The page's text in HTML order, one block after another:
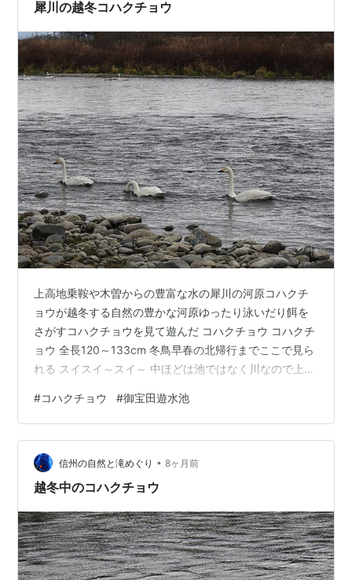
犀川の越冬コハクチョウ
上高地乗鞍や木曽からの豊富な水の犀川の河原コハクチ
ョウが越冬する自然の豊かな河原ゆったり泳いだり餌を
さがすコハクチョウを見て遊んだ コハクチョウ コハクチ
ョウ 全長120～133cm 冬鳥早春の北帰行までここで見ら
れる スイスイ～スイ～ 中ほどは池ではなく川なので上流
日 施設の仕事が終わったのが8時過ぎ独居老人のクリス
マスか・・ショートケーキでも買うかな🍰開いてる店を
二軒探して 残ってたのがモンブランだけ モンブラン2個
買って帰る 一個は妻の仏壇に 一個は自分へのご褒美だっ
た(笑) 26日松本地方は雪予報・・ たいしたことは無いだ
#コハクチョウ #御宝田遊水池
信州の自然と滝めぐり • 8ヶ月前
越冬中のコハクチョウ